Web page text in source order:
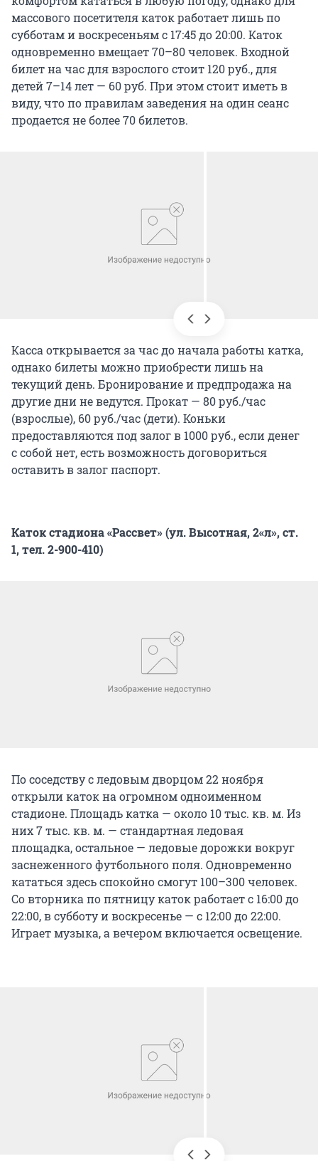
массового посетителя каток работает лишь по
субботам и воскресеньям с 17:45 до 20:00. Каток
одновременно вмещает 70–80 человек. Входной
билет на час для взрослого стоит 120 руб., для
детей 7–14 лет — 60 руб. При этом стоит иметь в
виду, что по правилам заведения на один сеанс
продается не более 70 билетов.
Касса открывается за час до начала работы катка,
однако билеты можно приобрести лишь на
текущий день. Бронирование и предпродажа на
другие дни не ведутся. Прокат — 80 руб./час
(взрослые), 60 руб./час (дети). Коньки
предоставляются под залог в 1000 руб., если денег
с собой нет, есть возможность договориться
оставить в залог паспорт.
Каток стадиона «Рассвет» (ул. Высотная, 2«л», ст.
1, тел. 2-900-410)
По соседству с ледовым дворцом 22 ноября
открыли каток на огромном одноименном
стадионе. Площадь катка — около 10 тыс. кв. м. Из
них 7 тыс. кв. м. — стандартная ледовая
площадка, остальное — ледовые дорожки вокруг
заснеженного футбольного поля. Одновременно
кататься здесь спокойно смогут 100–300 человек.
Со вторника по пятницу каток работает с 16:00 до
22:00, в субботу и воскресенье — с 12:00 до 22:00.
Играет музыка, а вечером включается освещение.